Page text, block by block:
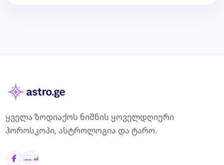
ყველა ზოდიაქოს ნიშნის ყოველდღიური
ჰოროსკოპი, ასტროლოგია და ტარო.